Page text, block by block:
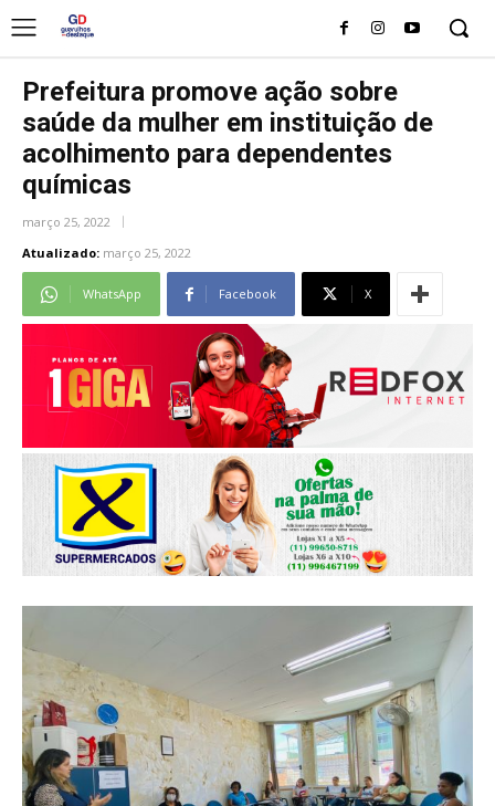
Prefeitura promove ação sobre
saúde da mulher em instituição de
acolhimento para dependentes
químicas
março 25, 2022
Atualizado: março 25, 2022
WhatsApp Facebook X